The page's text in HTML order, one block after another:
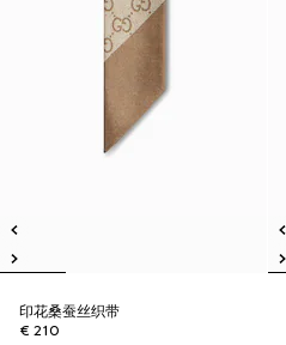
印花桑蚕丝织带
€ 210